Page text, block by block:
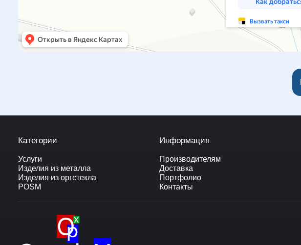
Категории
Услуги
Изделия из металла
Изделия из оргстекла
POSM
Информация
Производителям
Доставка
Портфолио
Контакты